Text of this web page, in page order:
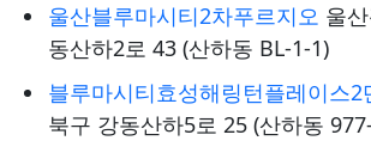
울산블루마시티2차푸르지오 울
동산하2로 43 (산하동 BL-1-1)
블루마시티효성해링턴플레이스2
북구 강동산하5로 25 (산하동